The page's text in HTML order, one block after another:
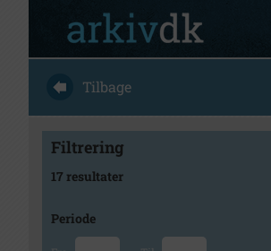
Tilbage
Filtrering
17 resultater
Periode